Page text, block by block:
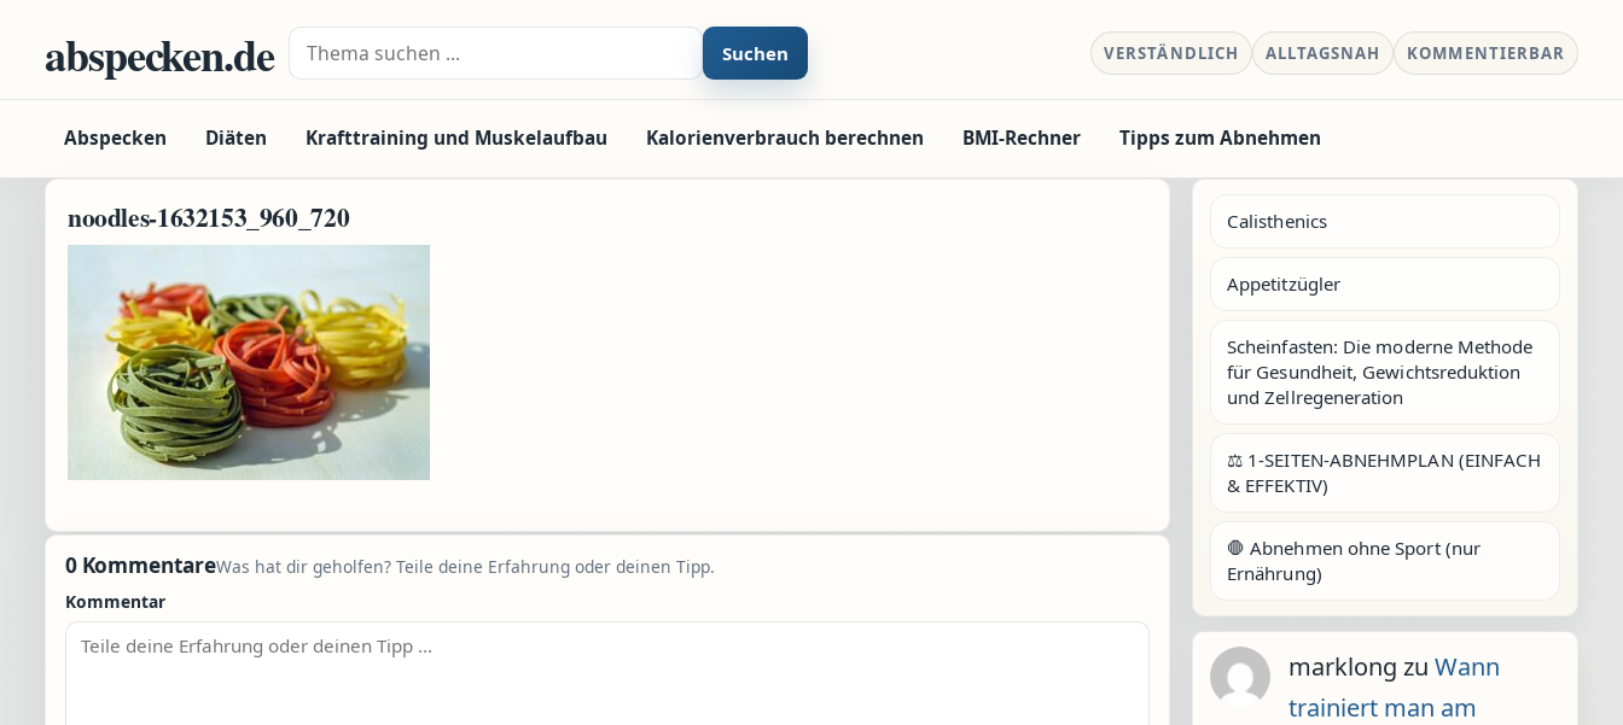
abspecken.de Suche nach: Suchen VERSTÄNDLICH ALLTAGSNAH KOMMENTIERBAR
Abspecken Diäten Krafttraining und Muskelaufbau Kalorienverbrauch berechnen BMI-Rechner Tipps zum Abnehmen
noodles-1632153_960_720
0 KommentareWas hat dir geholfen? Teile deine Erfahrung oder deinen Tipp.
Kommentar
Calisthenics
Appetitzügler
Scheinfasten: Die moderne Methode
für Gesundheit, Gewichtsreduktion
und Zellregeneration
⚖️ 1-SEITEN-ABNEHMPLAN (EINFACH
& EFFEKTIV)
🛑 Abnehmen ohne Sport (nur
Ernährung)
marklong zu Wann
trainiert man am